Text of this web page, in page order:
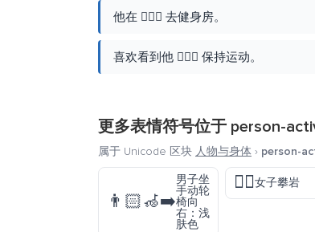
他在 🏃🏻‍♂️ 去健身房。
喜欢看到他 🏃🏻‍♂️ 保持运动。
更多表情符号位于 person-
属于 Unicode 区块 人物与身体 › person-
👨🏻‍🦽‍➡️
男子坐
手动轮
椅向
右：浅
肤色
🧗‍♀️女子攀岩